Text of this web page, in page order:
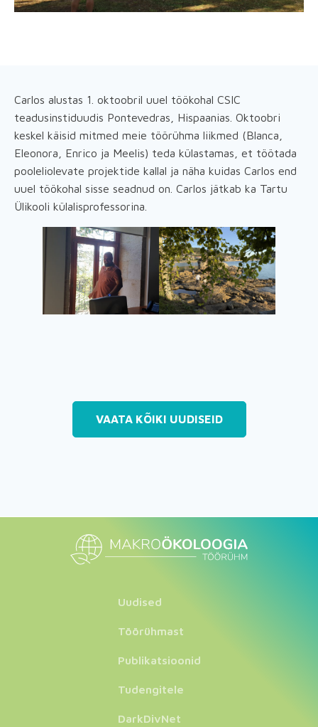
Carlos alustas 1. oktoobril uuel töökohal CSIC
teadusinstiduudis Pontevedras, Hispaanias. Oktoobri
keskel käisid mitmed meie töörühma liikmed (Blanca,
Eleonora, Enrico ja Meelis) teda külastamas, et töötada
pooleliolevate projektide kallal ja näha kuidas Carlos end
uuel töökohal sisse seadnud on. Carlos jätkab ka Tartu
Ülikooli külalisprofessorina.
VAATA KÕIKI UUDISEID
Uudised
Töörühmast
Publikatsioonid
Tudengitele
DarkDivNet